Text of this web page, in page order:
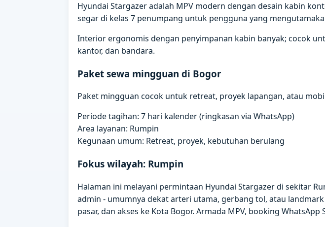
Hyundai Stargazer adalah MPV modern dengan desain kabin
segar di kelas 7 penumpang untuk pengguna yang
Interior ergonomis dengan penyimpanan kabin banyak; cocok
kantor, dan bandara.
Paket sewa mingguan di Bogor
Paket mingguan cocok untuk retreat, proyek lapangan, atau
Periode tagihan: 7 hari kalender (ringkasan via WhatsApp)
Area layanan: Rumpin
Kegunaan umum: Retreat, proyek, kebutuhan berulang
Fokus wilayah: Rumpin
Halaman ini melayani permintaan Hyundai Stargazer di sekitar
admin - umumnya dekat arteri utama, gerbang tol, atau
pasar, dan akses ke Kota Bogor. Armada MPV, booking WhatsApp